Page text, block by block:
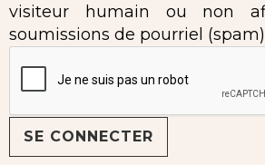
visiteur humain ou non
soumissions de pourriel